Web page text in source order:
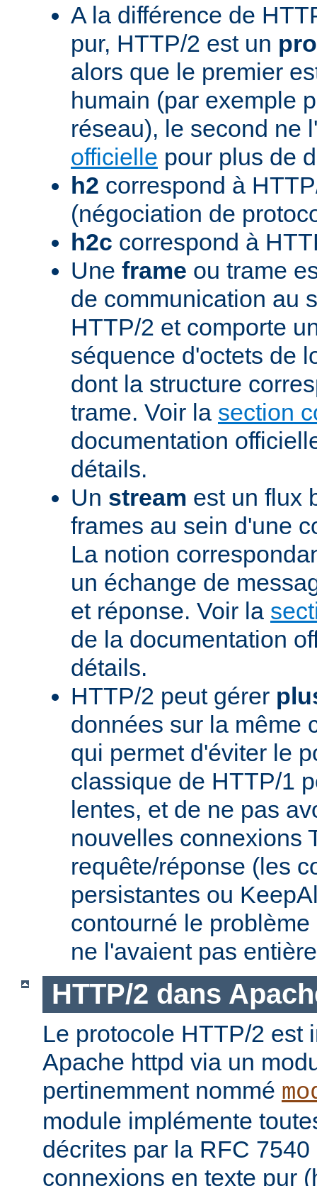
A la différence de
pur, HTTP/2 est un
alors que le premier
humain (par exemple
réseau), le second ne
officielle pour plus de
h2 correspond à
(négociation de
h2c correspond à
Une frame ou trame
de communication au
HTTP/2 et comporte
séquence d'octets de
dont la structure
trame. Voir la section
documentation
détails.
Un stream est un flux
frames au sein d'une
La notion
un échange de
et réponse. Voir la
de la documentation
détails.
HTTP/2 peut gérer
données sur la même
qui permet d'éviter le
classique de HTTP/1
lentes, et de ne pas
nouvelles connexions
requête/réponse (les
persistantes ou
contourné le
ne l'avaient pas
HTTP/2 dans
Le protocole HTTP/2 est
Apache httpd via un
pertinemment nommé
module implémente
décrites par la RFC
connexions en texte pur